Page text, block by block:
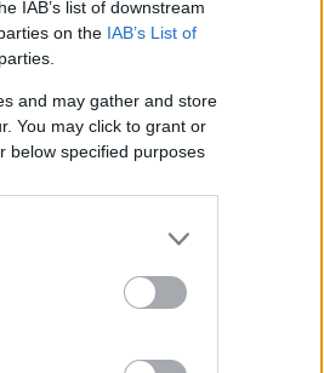
IAB’s list of downstream
on the IAB’s List of
and may gather and store
You may click to grant or
below specified purposes
τελευταία πληρωμή
οικονομίας και οι
επενδυτικής έκρηξης
19:45
ΕΛ.Α.Σ: «Η
εξουσίας εκθέτει τη
Δικαστικό μπλόκο
Μπάρκιν (Fed): «Τα